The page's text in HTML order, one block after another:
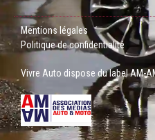
Mentions légales
Politique de confidentialité
Vivre Auto dispose du label AM-